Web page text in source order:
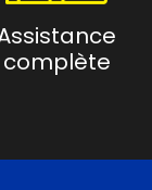
complète